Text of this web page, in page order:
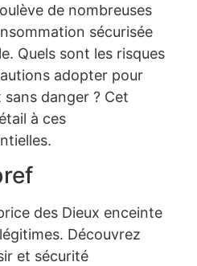
de nombreuses
sécurisée
Quels sont les risques
adopter pour
danger ? Cet
à ces
des Dieux enceinte
Découvrez
et sécurité